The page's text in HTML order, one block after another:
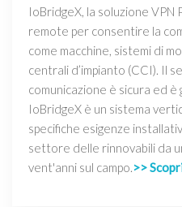
IoBridgeX, la soluzione VPN
remote per consentire la
come macchine, sistemi di
centrali d’impianto (CCI). Il
comunicazione è sicura ed
IoBridgeX è un sistema
specifiche esigenze
settore delle rinnovabili da
vent'anni sul campo.>>